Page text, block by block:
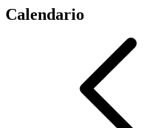
Calendario